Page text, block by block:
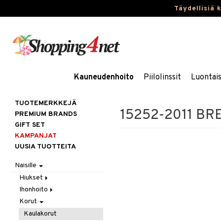
Täydellisiä
Kauneudenhoito Piilolinssit
15252-2011
TUOTEMERKKEJÄ
PREMIUM BRANDS
GIFT SET
KAMPANJAT
UUSIA TUOTTEITA
Naisille
Hiukset
Gift Set
Harjat / Kammat
Hiuskuurit
Ihonhoito
Aurinkotuotteet
Erikoistuotteet
Korut
Kaulakorut